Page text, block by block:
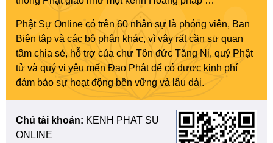
Phật Sự Online có trên 60 nhân sự là phóng viên, Ban
Biên tập và các bộ phận khác, vì vậy rất cần sự quan
tâm chia sẻ, hỗ trợ của chư Tôn đức Tăng Ni, quý Phật
tử và quý vị yêu mến Đạo Phật để có được kinh phí
đảm bảo sự hoạt động bền vững và lâu dài.
Chủ tài khoản: KENH PHAT SU
ONLINE